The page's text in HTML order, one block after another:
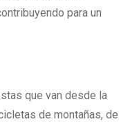
para un
que van desde la
de montañas, de